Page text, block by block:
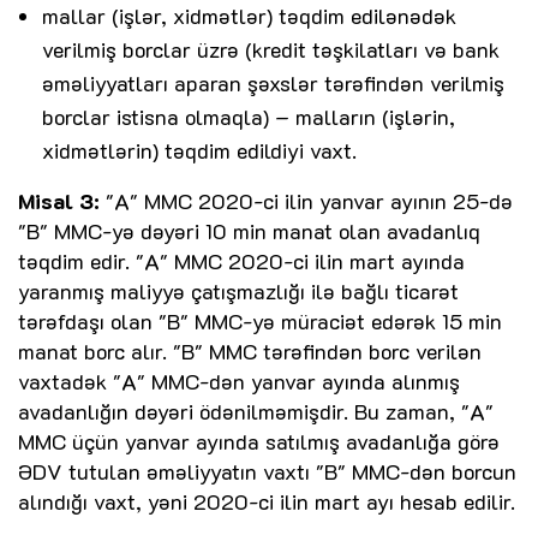
mallar (işlər, xidmətlər) təqdim edilənədək
verilmiş borclar üzrə (kredit təşkilatları və bank
əməliyyatları aparan şəxslər tərəfindən verilmiş
borclar istisna olmaqla) – malların (işlərin,
xidmətlərin) təqdim edildiyi vaxt.
Misal 3: "A" MMC 2020-ci ilin yanvar ayının 25-də
"B" MMC-yə dəyəri 10 min manat olan avadanlıq
təqdim edir. "A" MMC 2020-ci ilin mart ayında
yaranmış maliyyə çatışmazlığı ilə bağlı ticarət
tərəfdaşı olan "B" MMC-yə müraciət edərək 15 min
manat borc alır. "B" MMC tərəfindən borc verilən
vaxtadək "A" MMC-dən yanvar ayında alınmış
avadanlığın dəyəri ödənilməmişdir. Bu zaman, "A"
MMC üçün yanvar ayında satılmış avadanlığa görə
ƏDV tutulan əməliyyatın vaxtı "B" MMC-dən borcun
alındığı vaxt, yəni 2020-ci ilin mart ayı hesab edilir.